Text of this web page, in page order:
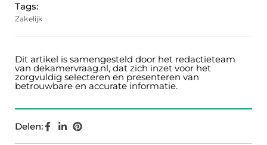
Tags:
Zakelijk
Dit artikel is samengesteld door het redactieteam
van dekamervraag.nl, dat zich inzet voor het
zorgvuldig selecteren en presenteren van
betrouwbare en accurate informatie.
Delen: